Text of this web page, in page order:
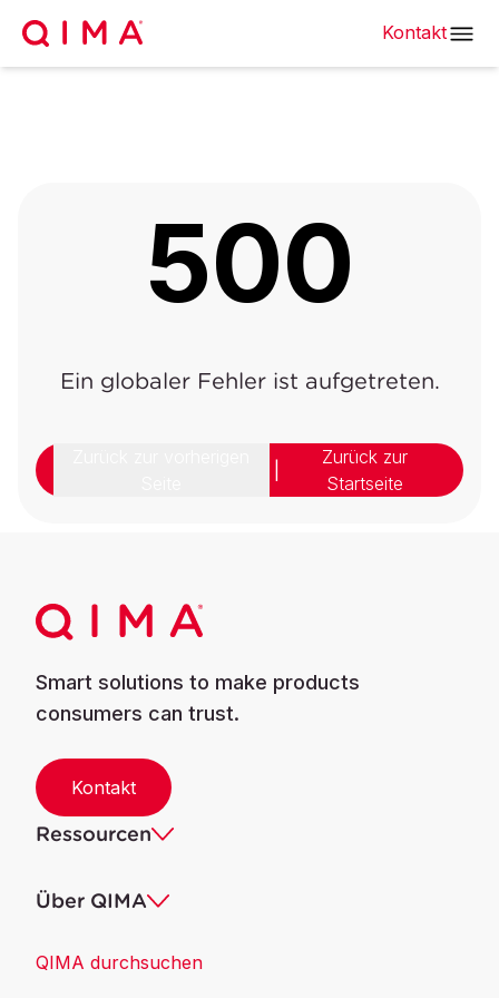
Kontakt
500
Ein globaler Fehler ist aufgetreten.
Zurück zur
Startseite
Smart solutions to make products
consumers can trust.
Kontakt
Ressourcen
Über QIMA
QIMA durchsuchen